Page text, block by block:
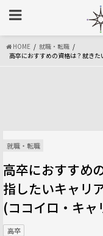
HOME
就職・転職
高卒におすすめの資格は？就き
就職・転職
高卒におすすめ
指したいキャリ
(ココイロ・キャ
高卒